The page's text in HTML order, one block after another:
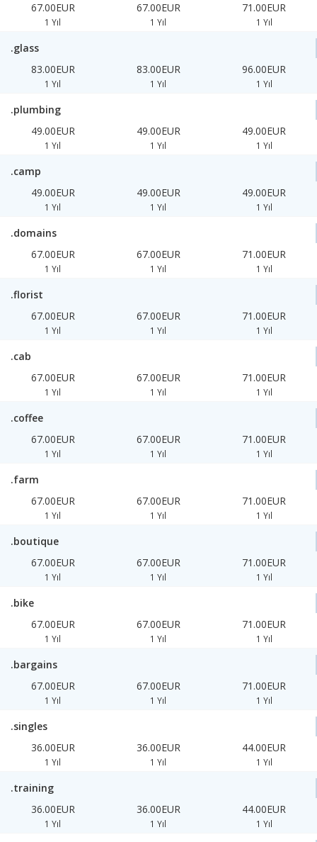
67.00EUR
1 Yıl
67.00EUR
1 Yıl
71.00EUR
1 Yıl
.glass
83.00EUR
1 Yıl
83.00EUR
1 Yıl
96.00EUR
1 Yıl
.plumbing
49.00EUR
1 Yıl
49.00EUR
1 Yıl
49.00EUR
1 Yıl
.camp
49.00EUR
1 Yıl
49.00EUR
1 Yıl
49.00EUR
1 Yıl
.domains
67.00EUR
1 Yıl
67.00EUR
1 Yıl
71.00EUR
1 Yıl
.florist
67.00EUR
1 Yıl
67.00EUR
1 Yıl
71.00EUR
1 Yıl
.cab
67.00EUR
1 Yıl
67.00EUR
1 Yıl
71.00EUR
1 Yıl
.coffee
67.00EUR
1 Yıl
67.00EUR
1 Yıl
71.00EUR
1 Yıl
.farm
67.00EUR
1 Yıl
67.00EUR
1 Yıl
71.00EUR
1 Yıl
.boutique
67.00EUR
1 Yıl
67.00EUR
1 Yıl
71.00EUR
1 Yıl
.bike
67.00EUR
1 Yıl
67.00EUR
1 Yıl
71.00EUR
1 Yıl
.bargains
67.00EUR
1 Yıl
67.00EUR
1 Yıl
71.00EUR
1 Yıl
.singles
36.00EUR
1 Yıl
36.00EUR
1 Yıl
44.00EUR
1 Yıl
.training
36.00EUR
1 Yıl
36.00EUR
1 Yıl
44.00EUR
1 Yıl